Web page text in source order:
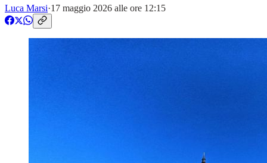
Luca Marsi·17 maggio 2026 alle ore 12:15